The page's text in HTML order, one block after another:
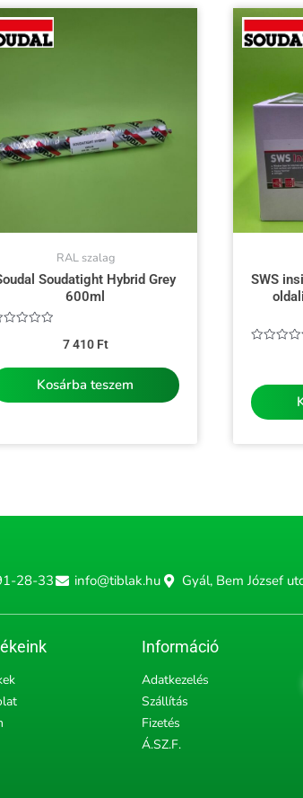
RAL szalag
Soudatight Hybrid Grey
600ml
7 410 Ft
Kosárba teszem
SWS
28-33 info@tiblak.hu Gyál, Bem József
Információ
Adatkezelés
Szállítás
Fizetés
Á.SZ.F.